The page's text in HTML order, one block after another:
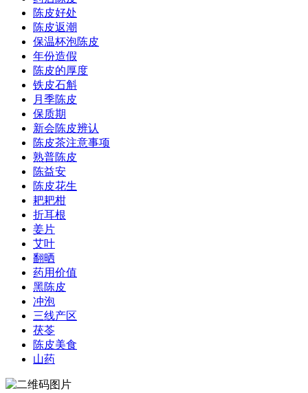
陈皮好处
陈皮返潮
保温杯泡陈皮
年份造假
陈皮的厚度
铁皮石斛
月季陈皮
保质期
新会陈皮辨认
陈皮茶注意事项
熟普陈皮
陈益安
陈皮花生
耙耙柑
折耳根
姜片
艾叶
翻晒
药用价值
黑陈皮
冲泡
三线产区
茯苓
陈皮美食
山药